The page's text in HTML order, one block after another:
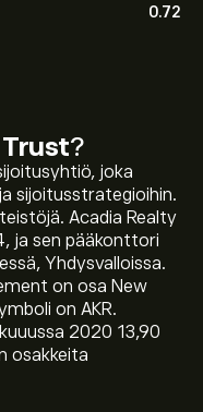
0.72
Trust?
joka
sijoitusstrategioihin.
Acadia Realty
ja sen pääkonttori
Yhdysvalloissa.
on osa New
on AKR.
2020 13,90
osakkeita